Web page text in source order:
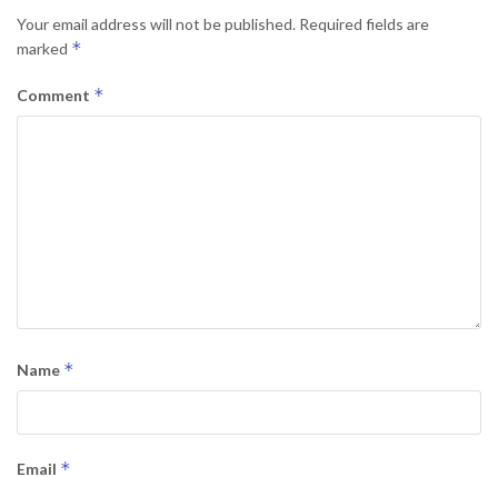
Your email address will not be published. Required fields are
marked *
Comment *
Name *
Email *